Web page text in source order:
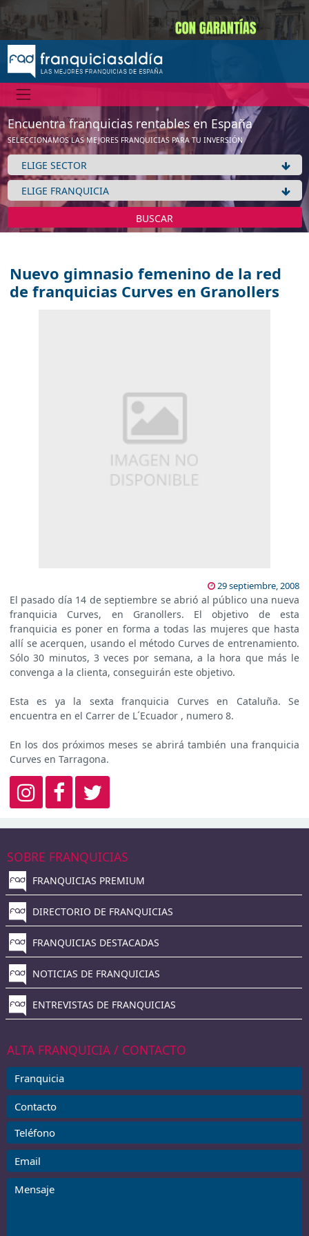
Encuentra franquicias rentables en España
SELECCIONAMOS LAS MEJORES FRANQUICIAS PARA TU INVERSIÓN
BUSCAR
Nuevo gimnasio femenino de la red
de franquicias Curves en Granollers
29 septiembre, 2008
El pasado día 14 de septiembre se abrió al público una nueva
franquicia Curves, en Granollers. El objetivo de esta
franquicia es poner en forma a todas las mujeres que hasta
allí se acerquen, usando el método Curves de entrenamiento.
Sólo 30 minutos, 3 veces por semana, a la hora que más le
convenga a la clienta, conseguirán este objetivo.
Esta es ya la sexta franquicia Curves en Cataluña. Se
encuentra en el Carrer de L´Ecuador , numero 8.
En los dos próximos meses se abrirá también una franquicia
Curves en Tarragona.
SOBRE FRANQUICIAS
FRANQUICIAS PREMIUM
DIRECTORIO DE FRANQUICIAS
FRANQUICIAS DESTACADAS
NOTICIAS DE FRANQUICIAS
ENTREVISTAS DE FRANQUICIAS
ALTA FRANQUICIA / CONTACTO